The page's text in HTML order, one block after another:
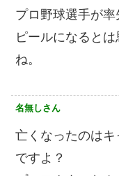
プロ野球選手が
ピールになると
ね。
名無しさん
亡くなったのは
ですよ？